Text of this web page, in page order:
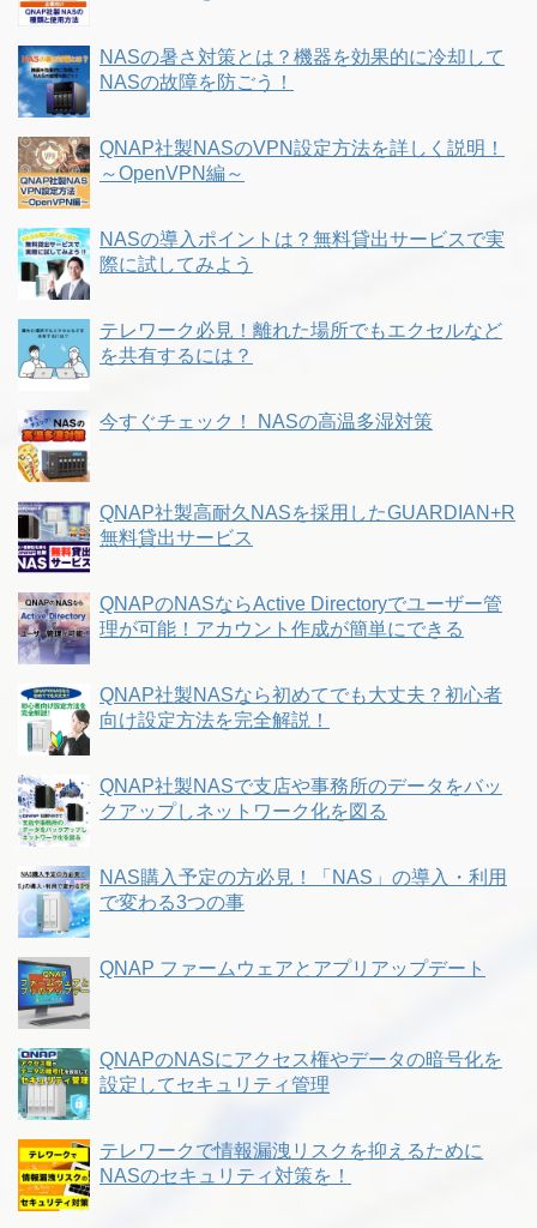
NASの暑さ対策とは？機器を効果的に冷却して
NASの故障を防ごう！
QNAP社製NASのVPN設定方法を詳しく説明！
～OpenVPN編～
NASの導入ポイントは？無料貸出サービスで実
際に試してみよう
テレワーク必見！離れた場所でもエクセルなど
を共有するには？
今すぐチェック！ NASの高温多湿対策
QNAP社製高耐久NASを採用したGUARDIAN+R
無料貸出サービス
QNAPのNASならActive Directoryでユーザー管
理が可能！アカウント作成が簡単にできる
QNAP社製NASなら初めてでも大丈夫？初心者
向け設定方法を完全解説！
QNAP社製NASで支店や事務所のデータをバッ
クアップしネットワーク化を図る
NAS購入予定の方必見！「NAS」の導入・利用
で変わる3つの事
QNAP ファームウェアとアプリアップデート
QNAPのNASにアクセス権やデータの暗号化を
設定してセキュリティ管理
テレワークで情報漏洩リスクを抑えるために
NASのセキュリティ対策を！